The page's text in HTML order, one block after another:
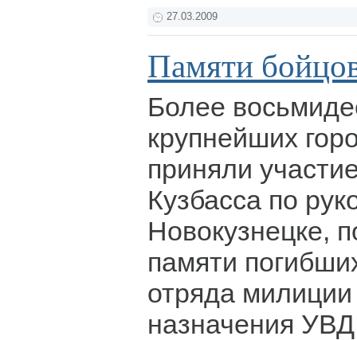
27.03.2009
Памяти
Более
крупнейших
приняли
Кузбасса по
Новокузнецке,
памяти
отряда милиции
назначения